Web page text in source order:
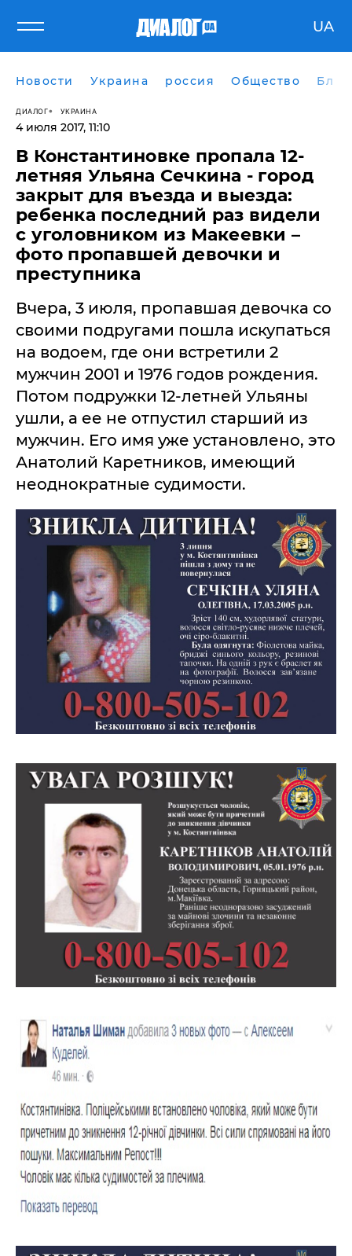
UA
Новости Украина россия Общество
ДИАЛОГ УКРАИНА
4 июля 2017, 11:10
В Константиновке пропала 12-
летняя Ульяна Сечкина - город
закрыт для въезда и выезда:
ребенка последний раз видели
с уголовником из Макеевки –
фото пропавшей девочки и
преступника
Вчера, 3 июля, пропавшая девочка со
своими подругами пошла искупаться
на водоем, где они встретили 2
мужчин 2001 и 1976 годов рождения.
Потом подружки 12-летней Ульяны
ушли, а ее не отпустил старший из
мужчин. Его имя уже установлено, это
Анатолий Каретников, имеющий
неоднократные судимости.